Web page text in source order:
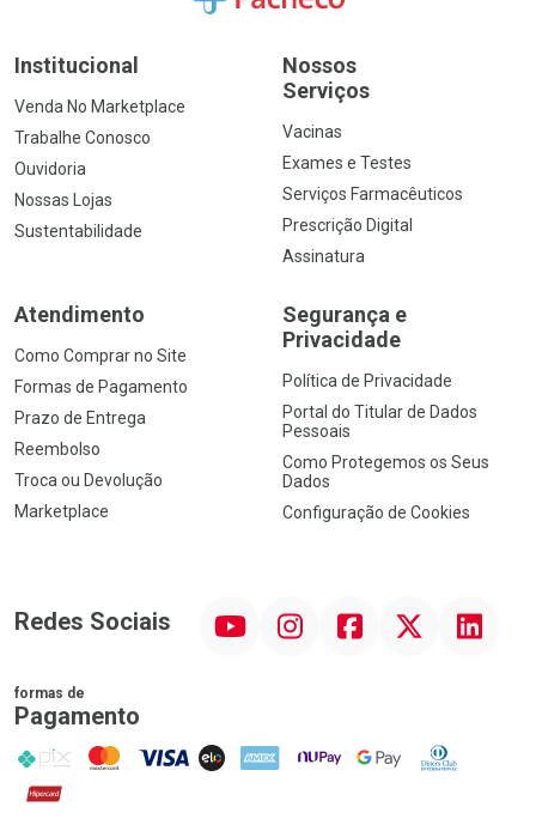
Institucional
Venda No Marketplace
Trabalhe Conosco
Ouvidoria
Nossas Lojas
Sustentabilidade
Nossos
Serviços
Vacinas
Exames e Testes
Serviços Farmacêuticos
Prescrição Digital
Assinatura
Atendimento
Como Comprar no Site
Formas de Pagamento
Prazo de Entrega
Reembolso
Troca ou Devolução
Marketplace
Segurança e
Privacidade
Política de Privacidade
Portal do Titular de Dados
Pessoais
Como Protegemos os Seus
Dados
Configuração de Cookies
Redes Sociais InstagramFacebook Linkedin
formas de
Pagamento
PIX MasterCard
VISA ELO AMEX NuPay Google PayDiners Club
Hipercard